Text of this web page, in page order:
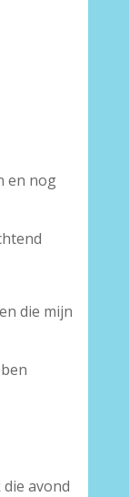
en nog
die mijn
avond